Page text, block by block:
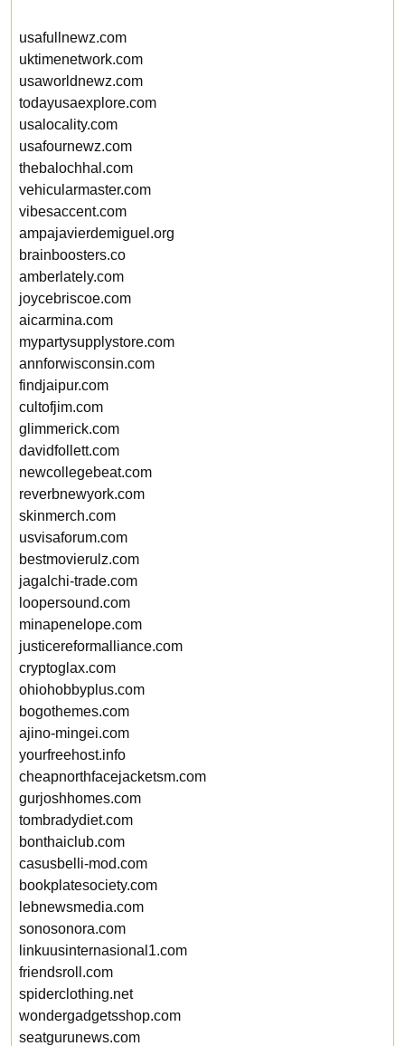
usafullnewz.com
uktimenetwork.com
usaworldnewz.com
todayusaexplore.com
usalocality.com
usafournewz.com
thebalochhal.com
vehicularmaster.com
vibesaccent.com
ampajavierdemiguel.org
brainboosters.co
amberlately.com
joycebriscoe.com
aicarmina.com
mypartysupplystore.com
annforwisconsin.com
findjaipur.com
cultofjim.com
glimmerick.com
davidfollett.com
newcollegebeat.com
reverbnewyork.com
skinmerch.com
usvisaforum.com
bestmovierulz.com
jagalchi-trade.com
loopersound.com
minapenelope.com
justicereformalliance.com
cryptoglax.com
ohiohobbyplus.com
bogothemes.com
ajino-mingei.com
yourfreehost.info
cheapnorthfacejacketsm.com
gurjoshhomes.com
tombradydiet.com
bonthaiclub.com
casusbelli-mod.com
bookplatesociety.com
lebnewsmedia.com
sonosonora.com
linkuusinternasional1.com
friendsroll.com
spiderclothing.net
wondergadgetsshop.com
seatgurunews.com